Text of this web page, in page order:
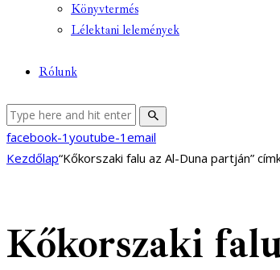
Könyvtermés
Lélektani lelemények
Rólunk
facebook-1 youtube-1 email
Kezdőlap“Kőkorszaki falu az Al-Duna partján”
Kőkorszaki